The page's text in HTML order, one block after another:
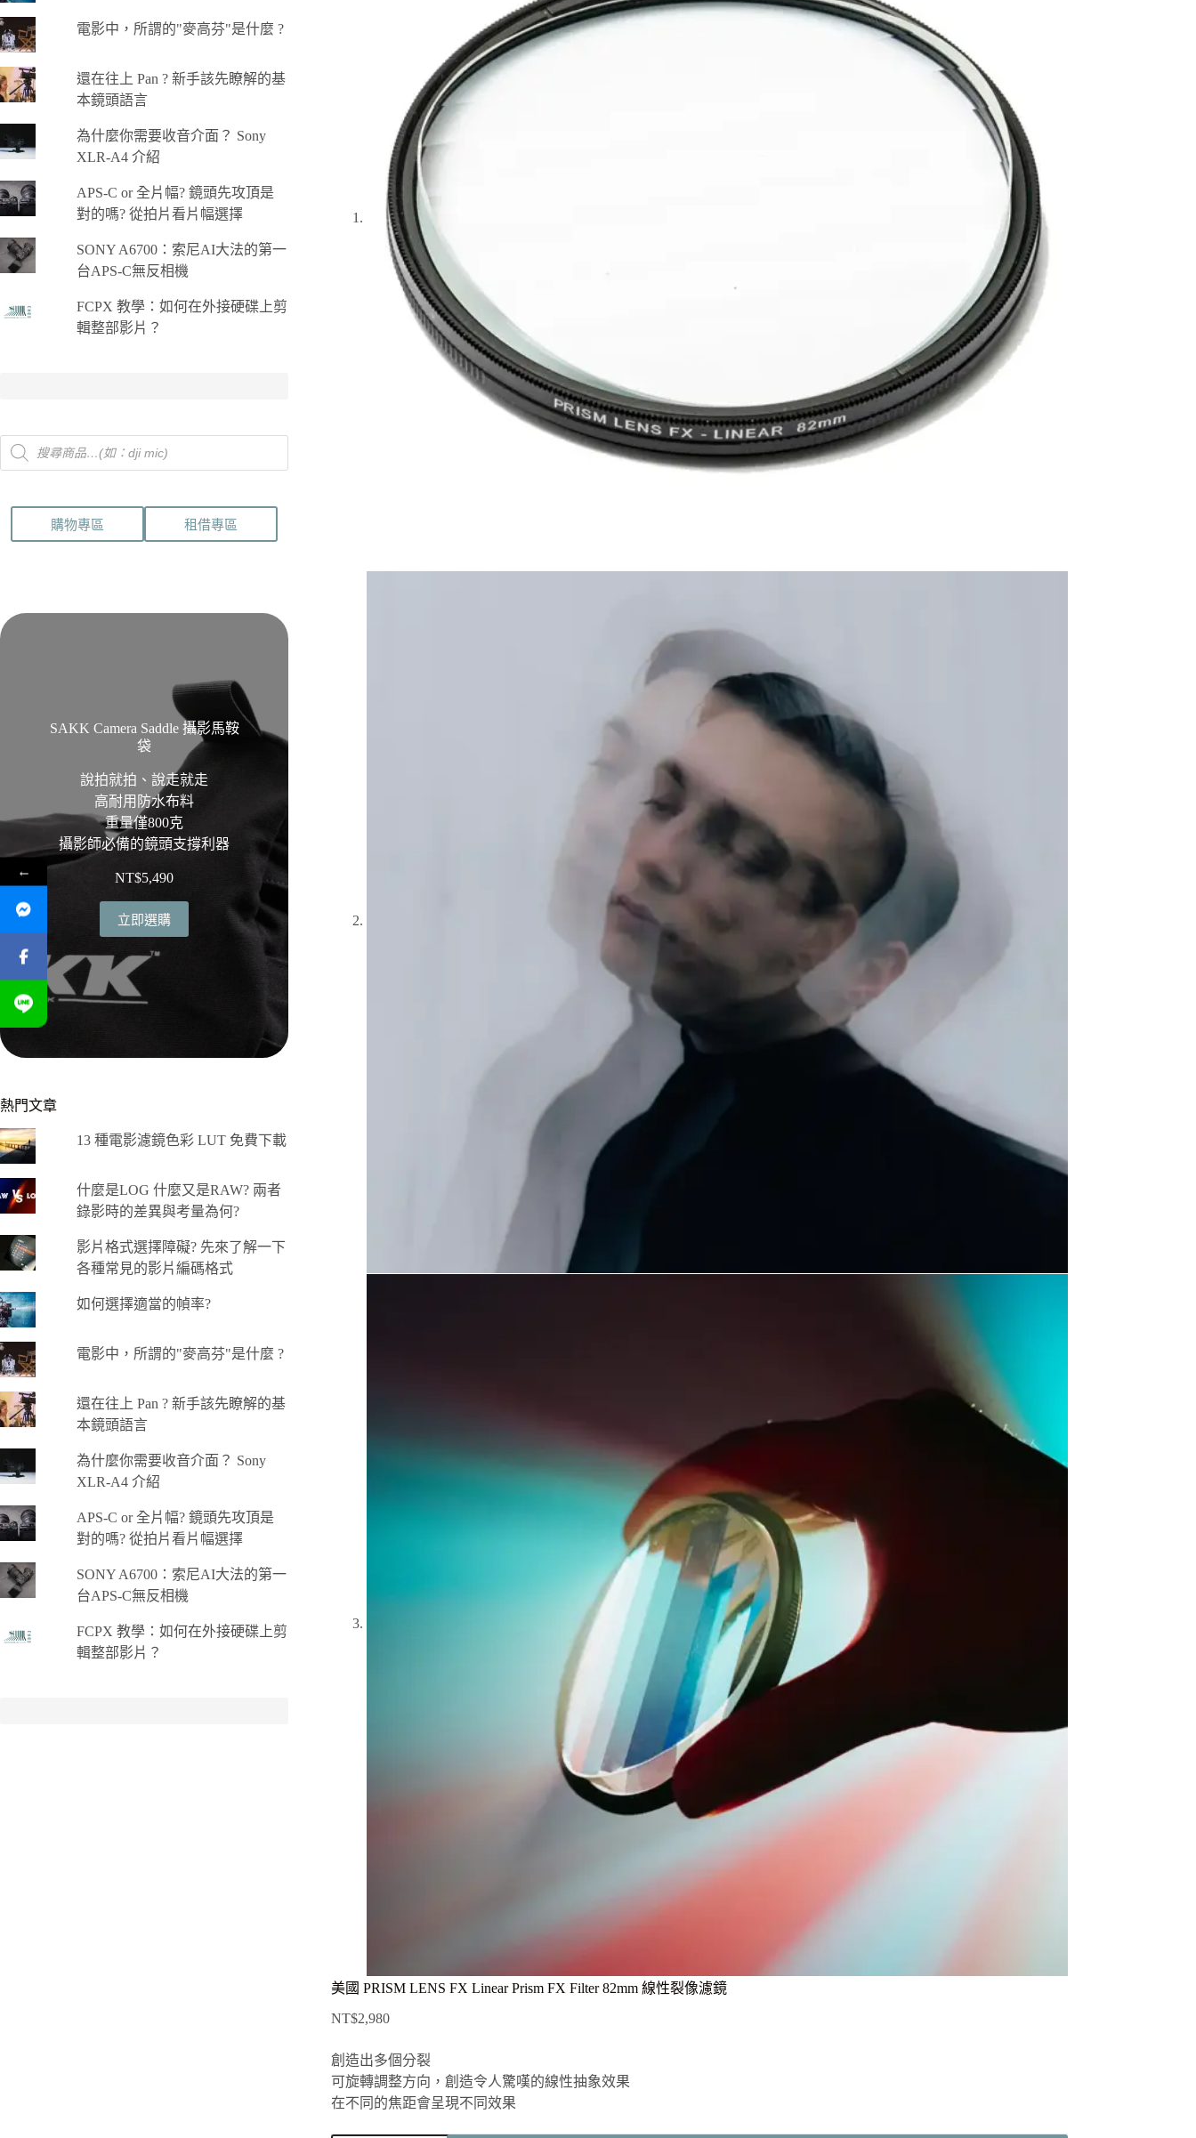
美國 PRISM LENS FX Linear Prism FX Filter 82mm 線性裂像濾鏡
NT$2,980
創造出多個分裂
可旋轉調整方向，創造令人驚嘆的線性抽象效果
在不同的焦距會呈現不同效果
電影中，所謂的"麥高芬"是什麼 ?
還在往上 Pan ? 新手該先瞭解的基
本鏡頭語言
為什麼你需要收音介面？ Sony
XLR-A4 介紹
APS-C or 全片幅? 鏡頭先攻頂是
對的嗎? 從拍片看片幅選擇
SONY A6700：索尼AI大法的第一
台APS-C無反相機
FCPX 教學：如何在外接硬碟上剪
輯整部影片？
Products
search
購物專區 租借專區
SAKK Camera Saddle 攝影馬鞍
袋
說拍就拍、說走就走
高耐用防水布料
重量僅800克
攝影師必備的鏡頭支撐利器
NT$5,490
立即選購
熱門文章
13 種電影濾鏡色彩 LUT 免費下載
什麼是LOG 什麼又是RAW? 兩者
錄影時的差異與考量為何?
影片格式選擇障礙? 先來了解一下
各種常見的影片編碼格式
如何選擇適當的幀率?
電影中，所謂的"麥高芬"是什麼 ?
還在往上 Pan ? 新手該先瞭解的基
本鏡頭語言
為什麼你需要收音介面？ Sony
XLR-A4 介紹
APS-C or 全片幅? 鏡頭先攻頂是
對的嗎? 從拍片看片幅選擇
SONY A6700：索尼AI大法的第一
台APS-C無反相機
FCPX 教學：如何在外接硬碟上剪
輯整部影片？
←